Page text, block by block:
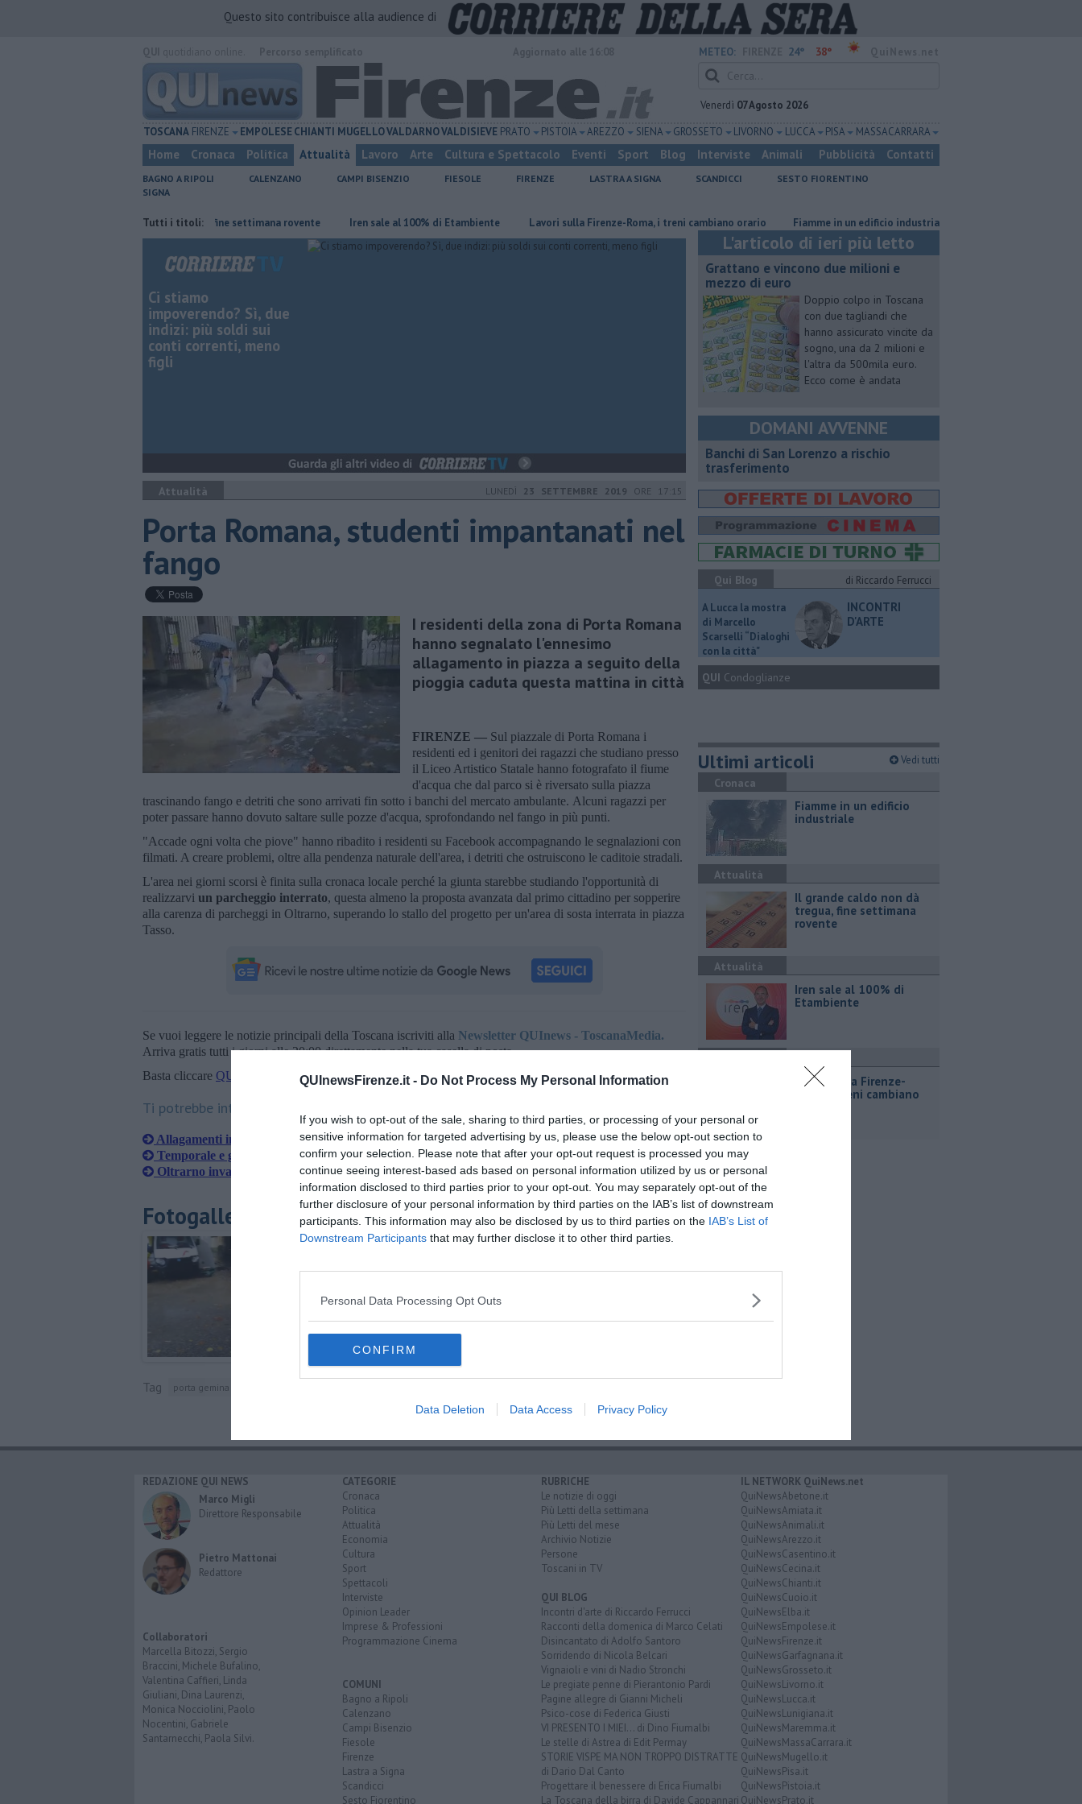
QUInewsFirenze.it - Do Not Process My Personal Information
If you wish to opt-out of the sale, sharing to third parties, or processing of your personal or
sensitive information for targeted advertising by us, please use the below opt-out section to
confirm your selection. Please note that after your opt-out request is processed you may
continue seeing interest-based ads based on personal information utilized by us or personal
information disclosed to third parties prior to your opt-out. You may separately opt-out of the
further disclosure of your personal information by third parties on the IAB’s list of downstream
participants. This information may also be disclosed by us to third parties on the IAB’s List of
Downstream Participants that may further disclose it to other third parties.
Personal Data Processing Opt Outs
CONFIRM
Data Deletion Data Access Privacy Policy
Questo sito contribuisce alla audience di
METEO: 24° 38°
Venerdì 07 Agosto 2026
TOSCANA FIRENZE EMPOLESECHIANTI MUGELLOVALDARNOVALDISIEVE PRATO PISTOIA AREZZO SIENA GROSSETO LIVORNO LUCCA PISA MASSA CARRARA
Home Cronaca Politica Attualità Lavoro Arte Cultura e Spettacolo Eventi Sport Blog Interviste Animali Pubblicità Contatti
BAGNO A RIPOLI CALENZANO CAMPI BISENZIO FIESOLE FIRENZE LASTRA A SIGNA SCANDICCI
SESTO FIORENTINO
SIGNA
Tutti i titoli:
Il grande caldo non dà tregua, fine settimana rovente Iren sale al 100% di Etambiente Lavori sulla Firenze-Roma, i treni cambiano orario Fiamme in un edificio industriale Il grande caldo non dà
Ci stiamo
impoverendo? Sì, due
indizi: più soldi sui
conti correnti, meno
figli
Attualità LUNEDÌ 23 SETTEMBRE 2019 ORE 17:15
Porta Romana, studenti impantanati nel
fango
I residenti della zona di Porta Romana
hanno segnalato l'ennesimo
allagamento in piazza a seguito della
pioggia caduta questa mattina in città
FIRENZE — Sul piazzale di Porta Romana i
residenti ed i genitori dei ragazzi che studiano presso
il Liceo Artistico Statale hanno fotografato il fiume
d'acqua che dal parco si è riversato sulla piazza
trascinando fango e detriti che sono arrivati fin sotto i banchi del mercato ambulante. Alcuni ragazzi per
poter passare hanno dovuto saltare sulle pozze d'acqua, sprofondando nel fango in più punti.
"Accade ogni volta che piove" hanno ribadito i residenti su Facebook accompagnando le segnalazioni con
filmati. A creare problemi, oltre alla pendenza naturale dell'area, i detriti che ostruiscono le caditoie stradali.
L'area nei giorni scorsi è finita sulla cronaca locale perché la giunta starebbe studiando l'opportunità di
realizzarvi un parcheggio interrato, questa almeno la proposta avanzata dal primo cittadino per sopperire
alla carenza di parcheggi in Oltrarno, superando lo stallo del progetto per un'area di sosta interrata in piazza
Tasso.
Se vuoi leggere le notizie principali della Toscana iscriviti alla Newsletter QUInews - ToscanaMedia.
Arriva gratis tutti i giorni alle 20:00 direttamente nella tua casella di posta.
Basta cliccare QUI
Ti potrebbe interessare anche:
Allagamenti in città, traffico rallentato
Temporale e grandine, cade un albero sui viali
Oltrarno invaso dalle auto, il rebus dei parcheggi
Fotogallery
Tag porta gemina
L'articolo di ieri più letto
Grattano e vincono due milioni e
mezzo di euro
Doppio colpo in Toscana
con due tagliandi che
hanno assicurato vincite da
sogno, una da 2 milioni e
l'altra da 500mila euro.
Ecco come è andata
DOMANI AVVENNE
Banchi di San Lorenzo a rischio
trasferimento
Qui Blog
di Riccardo Ferrucci
A Lucca la mostra
di Marcello
Scarselli “Dialoghi
con la città"
INCONTRI
D'ARTE
QUI Condoglianze
Ultimi articoli Vedi tutti
Cronaca
Fiamme in un edificio
industriale
Attualità
Il grande caldo non dà
tregua, fine settimana
rovente
Attualità
Iren sale al 100% di
Etambiente
Lavori sulla Firenze-
Roma, i treni cambiano
REDAZIONE QUI NEWS
Marco Migli
Direttore Responsabile
Pietro Mattonai
Redattore
Collaboratori
Marcella Bitozzi, Sergio
Braccini, Michele Bufalino,
Valentina Caffieri, Linda
Giuliani, Dina Laurenzi,
Monica Nocciolini, Paolo
Nocentini, Gabriele
Santarnecchi, Paola Silvi.
CATEGORIE
Cronaca
Politica
Attualità
Economia
Cultura
Sport
Spettacoli
Interviste
Opinion Leader
Imprese & Professioni
Programmazione Cinema
COMUNI
Bagno a Ripoli
Calenzano
Campi Bisenzio
Fiesole
Firenze
Lastra a Signa
Scandicci
Sesto Fiorentino
RUBRICHE
Le notizie di oggi
Più Letti della settimana
Più Letti del mese
Archivio Notizie
Persone
Toscani in TV
QUI BLOG
Incontri d'arte di Riccardo Ferrucci
Racconti della domenica di Marco Celati
Disincantato di Adolfo Santoro
Sorridendo di Nicola Belcari
Vignaioli e vini di Nadio Stronchi
Le pregiate penne di Pierantonio Pardi
Pagine allegre di Gianni Micheli
Psico-cose di Federica Giusti
VI PRESENTO I MIEI... di Dino Fiumalbi
Le stelle di Astrea di Edit Permay
STORIE VISPE MA NON TROPPO DISTRATTE
di Dario Dal Canto
Progettare il benessere di Erica Fiumalbi
La Toscana della birra di Davide Cappannari
IL NETWORK QuiNews.net
QuiNewsAbetone.it
QuiNewsAmiata.it
QuiNewsAnimali.it
QuiNewsArezzo.it
QuiNewsCasentino.it
QuiNewsCecina.it
QuiNewsChianti.it
QuiNewsCuoio.it
QuiNewsElba.it
QuiNewsEmpolese.it
QuiNewsFirenze.it
QuiNewsGarfagnana.it
QuiNewsGrosseto.it
QuiNewsLivorno.it
QuiNewsLucca.it
QuiNewsLunigiana.it
QuiNewsMaremma.it
QuiNewsMassaCarrara.it
QuiNewsMugello.it
QuiNewsPisa.it
QuiNewsPistoia.it
QuiNewsPrato.it